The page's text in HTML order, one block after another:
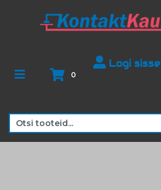
0
Logi sisse